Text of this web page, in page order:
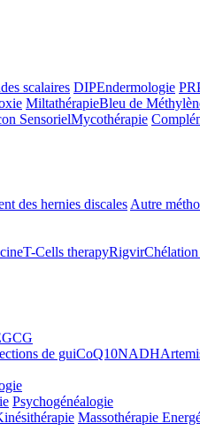
scalaires DIPEndermologie
MiltathérapieBleu de
SensorielMycothérapie
des hernies discales Autre
T-Cells therapyRigvir
de guiCoQ10NADH
Psychogénéalogie
Massothérapie